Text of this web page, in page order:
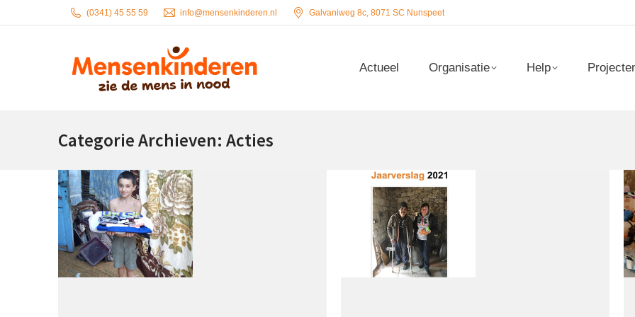
(0341) 45 55 59 info@mensenkinderen.nl Galvaniweg 8c, 8071 SC Nunspeet
Actueel Organisatie Help
Categorie Archieven: Acties
Actueel Organisatie Help